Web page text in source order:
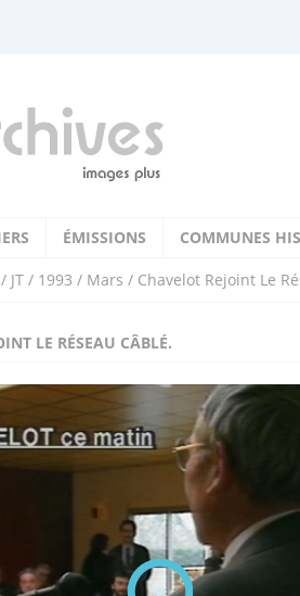
ÉMISSIONS COMMUNES
/ JT / 1993 / Mars / Chavelot Rejoint Le
LE RÉSEAU CÂBLÉ.